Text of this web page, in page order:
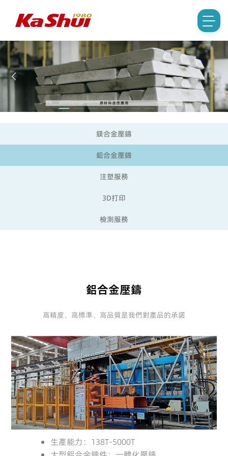
鎂合金壓鑄
鋁合金壓鑄
注塑服務
3D打印
檢測服務
鋁合金壓鑄
高精度、高標準、高品質是我們對產品的承諾
生產能力：138T-5000T